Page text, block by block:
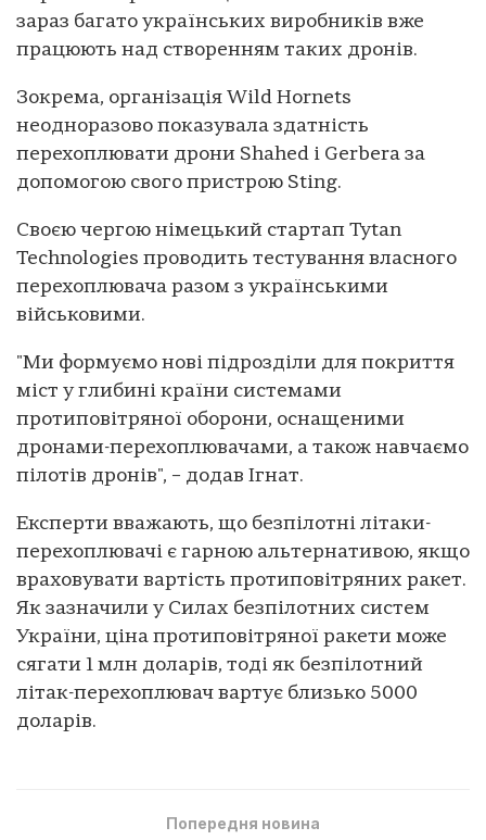
зараз багато українських виробників вже
працюють над створенням таких дронів.
Зокрема, організація Wild Hornets
неодноразово показувала здатність
перехоплювати дрони Shahed і Gerbera за
допомогою свого пристрою Sting.
Своєю чергою німецький стартап Tytan
Technologies проводить тестування власного
перехоплювача разом з українськими
військовими.
"Ми формуємо нові підрозділи для покриття
міст у глибині країни системами
протиповітряної оборони, оснащеними
дронами-перехоплювачами, а також навчаємо
пілотів дронів", – додав Ігнат.
Експерти вважають, що безпілотні літаки-
перехоплювачі є гарною альтернативою, якщо
враховувати вартість протиповітряних ракет.
Як зазначили у Силах безпілотних систем
України, ціна протиповітряної ракети може
сягати 1 млн доларів, тоді як безпілотний
літак-перехоплювач вартує близько 5000
доларів.
Попередня новина